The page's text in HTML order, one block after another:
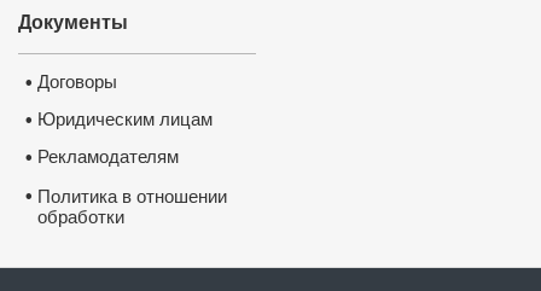
Документы
• Договоры
• Юридическим лицам
• Рекламодателям
• Политика в отношении
обработки